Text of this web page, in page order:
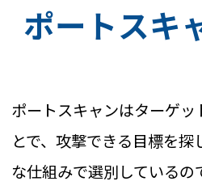
ポートスキ
ポートスキャンはターゲ
とで、攻撃できる目標を探
な仕組みで選別しているの